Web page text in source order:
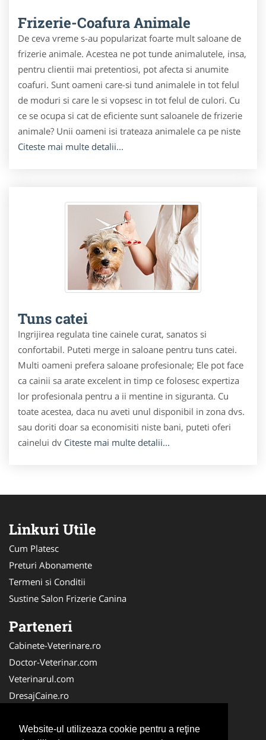
Website-ul utilizeaza cookie pentru a reţine
Frizerie-Coafura Animale
De ceva vreme s-au popularizat foarte mult saloane de
frizerie animale. Acestea ne pot tunde animalutele, insa,
pentru clientii mai pretentiosi, pot afecta si anumite
coafuri. Sunt oameni care-si tund animalele in tot felul
de moduri si care le si vopsesc in tot felul de culori. Cu
ce se ocupa si cat de eficiente sunt saloanele de frizerie
animale? Unii oameni isi trateaza animalele ca pe niste
Citeste mai multe detalii...
Tuns catei
Ingrijirea regulata tine cainele curat, sanatos si
confortabil. Puteti merge in saloane pentru tuns catei.
Multi oameni prefera saloane profesionale; Ele pot face
ca cainii sa arate excelent in timp ce folosesc expertiza
lor profesionala pentru a ii mentine in siguranta. Cu
toate acestea, daca nu aveti unul disponibil in zona dvs.
sau doriti doar sa economisiti niste bani, puteti oferi
cainelui dv Citeste mai multe detalii...
Linkuri Utile
Cum Platesc
Preturi Abonamente
Termeni si Conditii
Sustine Salon Frizerie Canina
Parteneri
Cabinete-Veterinare.ro
Doctor-Veterinar.com
Veterinarul.com
DresajCaine.ro
NonStopDeschis.ro